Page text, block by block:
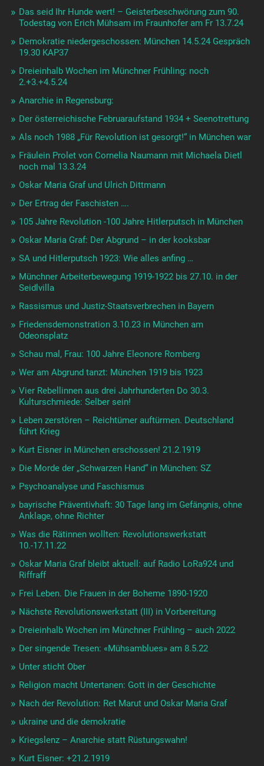
Das seid Ihr Hunde wert! – Geisterbeschwörung zum 90.
Todestag von Erich Mühsam im Fraunhofer am Fr 13.7.24
Demokratie niedergeschossen: München 14.5.24 Gespräch
19.30 KAP37
Dreieinhalb Wochen im Münchner Frühling: noch
2.+3.+4.5.24
Anarchie in Regensburg:
Der österreichische Februaraufstand 1934 + Seenotrettung
Als noch 1988 „Für Revolution ist gesorgt!“ in München war
Fräulein Prolet von Cornelia Naumann mit Michaela Dietl
noch mal 13.3.24
Oskar Maria Graf und Ulrich Dittmann
Der Ertrag der Faschisten ….
105 Jahre Revolution -100 Jahre Hitlerputsch in München
Oskar Maria Graf: Der Abgrund – in der kooksbar
SA und Hitlerputsch 1923: Wie alles anfing …
Münchner Arbeiterbewegung 1919-1922 bis 27.10. in der
Seidlvilla
Rassismus und Justiz-Staatsverbrechen in Bayern
Friedensdemonstration 3.10.23 in München am
Odeonsplatz
Schau mal, Frau: 100 Jahre Eleonore Romberg
Wer am Abgrund tanzt: München 1919 bis 1923
Vier Rebellinnen aus drei Jahrhunderten Do 30.3.
Kulturschmiede: Selber sein!
Leben zerstören – Reichtümer auftürmen. Deutschland
führt Krieg
Kurt Eisner in München erschossen! 21.2.1919
Die Morde der „Schwarzen Hand“ in München: SZ
Psychoanalyse und Faschismus
bayrische Präventivhaft: 30 Tage lang im Gefängnis, ohne
Anklage, ohne Richter
Was die Rätinnen wollten: Revolutionswerkstatt
10.-17.11.22
Oskar Maria Graf bleibt aktuell: auf Radio LoRa924 und
Riffraff
Frei Leben. Die Frauen in der Boheme 1890-1920
Nächste Revolutionswerkstatt (III) in Vorbereitung
Dreieinhalb Wochen im Münchner Frühling – auch 2022
Der singende Tresen: «Mühsamblues» am 8.5.22
Unter sticht Ober
Religion macht Untertanen: Gott in der Geschichte
Nach der Revolution: Ret Marut und Oskar Maria Graf
ukraine und die demokratie
Kriegslenz – Anarchie statt Rüstungswahn!
Kurt Eisner: +21.2.1919